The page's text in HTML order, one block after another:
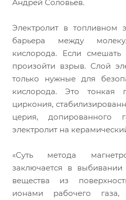
Андрей Соловьев.
Электролит в топливном
барьера между
кислорода. Если
произойти взрыв. Слой
только нужные для
кислорода. Это тонкая
циркония,
церия, допированного
электролит на
«Суть метода
заключается в
вещества из
ионами рабочего